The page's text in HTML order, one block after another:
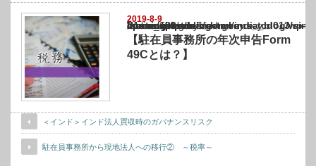
2019-8-9
Warning
: Undefined array key "show_category" in
/home/netst/kuno-cpa.co.jp/public_html/india_blog/wp-content/themes/
on line183
【駐在員事務所の年次申告Form
49Cとは？】
＜インド＞インド法人買収時のガバナンスリスク
駐在員事務所から現地法人への移行② ～税率～